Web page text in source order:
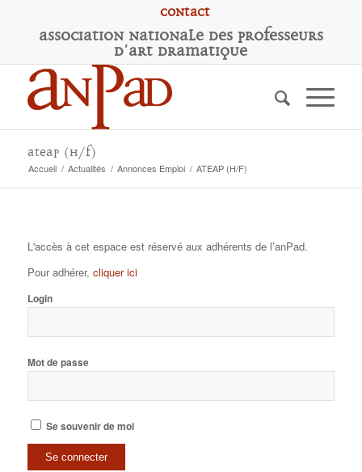
Contact
Association Nationale des Professeurs
d'Art Dramatique
ATEAP (H/F)
Accueil / Actualités / Annonces Emploi / ATEAP (H/F)
L'accès à cet espace est réservé aux adhérents de l’anPad.
Pour adhérer, cliquer ici
Login
Mot de passe
Se souvenir de moi